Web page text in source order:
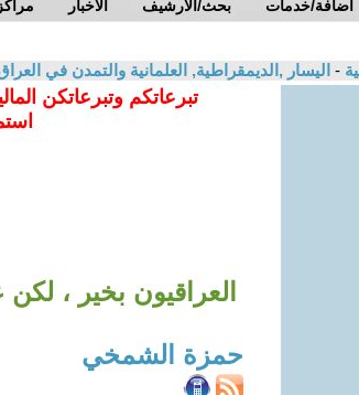
مراكز الاخبار بحث/الارشيف اضافة/خدمات
- اليسار ,الديمقراطية, العلمانية والتمدن في
تبرعاتكم وتبرعاتكن
العراقيون بخير ،
حمزة الشمخي